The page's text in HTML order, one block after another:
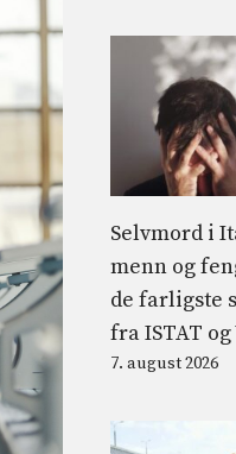
Selvmord i
menn og
de farligste
fra ISTAT og
7. august 2026